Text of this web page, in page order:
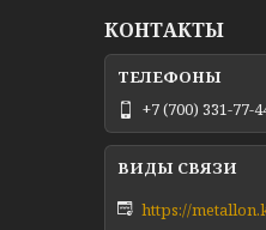
КОНТАКТЫ
+7 (700) 331-77-
https://